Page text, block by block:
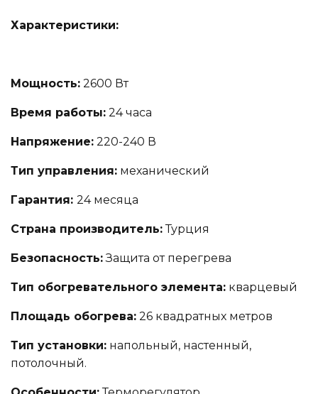
Характеристики:
Мощность: 2600 Вт
Время работы: 24 часа
Напряжение: 220-240 В
Тип управления: механический
Гарантия: 24 месяца
Страна производитель:Турция
Безопасность:Защита от перегрева
Тип обогревательного элемента: кварцевый
Площадь обогрева: 26 квадратных метров
Тип установки: напольный, настенный,
потолочный.